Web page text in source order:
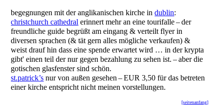
begegnungen mit der anglikanischen kirche indublin:
christchurch cathedral erinnert mehr an eine tourifalle – der
freundliche guide begrüßt am eingang & verteilt flyer in
diversen sprachen (& tät gern alles mögliche verkaufen) &
weist drauf hin dass eine spende erwartet wird … in der krypta
gibt' einen teil der nur gegen bezahlung zu sehen ist. – aber die
gotischen glasfenster sind schön.
st.patrick’s nur von außen gesehen – EUR 3,50 für das betreten
einer kirche entspricht nicht meinen vorstellungen.
[seitenanfang]